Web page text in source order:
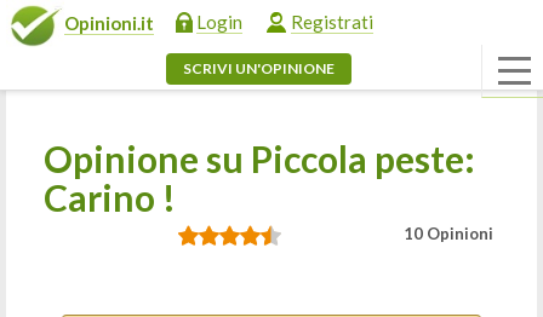
Opinioni.it Login Registrati
SCRIVI UN'OPINIONE
Opinione su Piccola peste:
Carino !
10 Opinioni